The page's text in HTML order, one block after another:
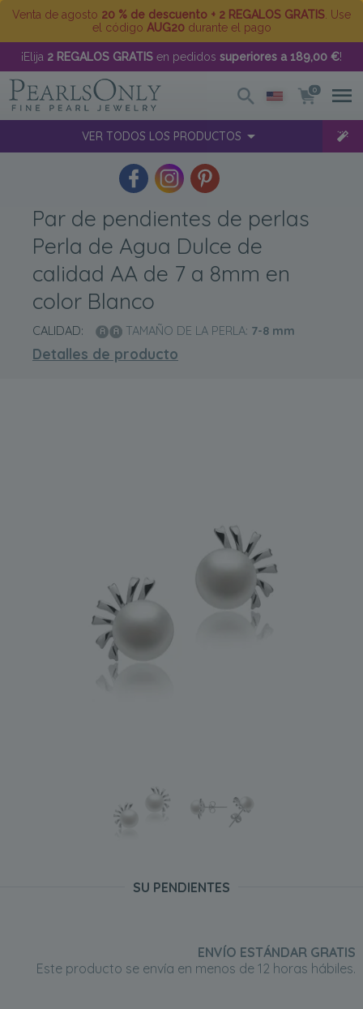
Venta de agosto 20 % de descuento + 2 REGALOS GRATIS . Use
el código AUG20durante el pago
¡Elija 2 REGALOS GRATIS en pedidos superiores a 189,00 €!
0
VER TODOS LOS PRODUCTOS
Par de pendientes de perlas
Perla de Agua Dulce de
calidad AA de 7 a 8mm en
color Blanco
CALIDAD: TAMAÑO DE LA PERLA: 7-8 mm
Detalles de producto
SU PENDIENTES
ENVÍO ESTÁNDAR GRATIS
Este producto se envía en menos de 12 horas hábiles.